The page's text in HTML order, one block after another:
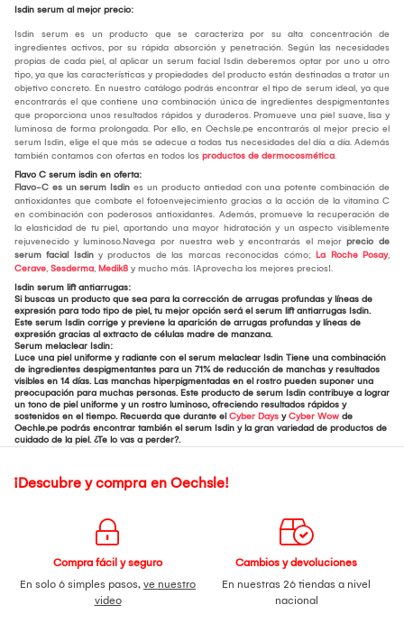
Isdin serum al mejor precio:
Isdin serum es un producto que se caracteriza por su alta concentración de
ingredientes activos, por su rápida absorción y penetración. Según las necesidades
propias de cada piel, al aplicar un serum facial Isdin deberemos optar por uno u otro
tipo, ya que las características y propiedades del producto están destinadas a tratar un
objetivo concreto. En nuestro catálogo podrás encontrar el tipo de serum ideal, ya que
encontrarás el que contiene una combinación única de ingredientes despigmentantes
que proporciona unos resultados rápidos y duraderos. Promueve una piel suave, lisa y
luminosa de forma prolongada. Por ello, en Oechsle.pe encontrarás al mejor precio el
serum Isdin, elige el que más se adecue a todas tus necesidades del día a día. Además
también contamos con ofertas en todos los productos de dermocosmética.
Flavo C serum isdin en oferta:
Flavo-C es un serum Isdin es un producto antiedad con una potente combinación de
antioxidantes que combate el fotoenvejecimiento gracias a la acción de la vitamina C
en combinación con poderosos antioxidantes. Además, promueve la recuperación de
la elasticidad de tu piel, aportando una mayor hidratación y un aspecto visiblemente
rejuvenecido y luminoso.Navega por nuestra web y encontrarás el mejor precio de
serum facial Isdin y productos de las marcas reconocidas cómo; La Roche Posay,
Cerave, Sesderma, Medik8 y mucho más. ¡Aprovecha los mejores precios!.
Isdin serum lift antiarrugas:
Si buscas un producto que sea para la corrección de arrugas profundas y líneas de
expresión para todo tipo de piel, tu mejor opción será el serum lift antiarrugas Isdin.
Este serum Isdin corrige y previene la aparición de arrugas profundas y líneas de
expresión gracias al extracto de células madre de manzana.
Serum melaclear Isdin:
Luce una piel uniforme y radiante con el serum melaclear Isdin Tiene una combinación
de ingredientes despigmentantes para un 71% de reducción de manchas y resultados
visibles en 14 días. Las manchas hiperpigmentadas en el rostro pueden suponer una
preocupación para muchas personas. Este producto de serum Isdin contribuye a lograr
un tono de piel uniforme y un rostro luminoso, ofreciendo resultados rápidos y
sostenidos en el tiempo. Recuerda que durante el Cyber Days yCyber Wow de
Oechle.pe podrás encontrar también el serum Isdin y la gran variedad de productos de
cuidado de la piel. ¿Te lo vas a perder?.
¡Descubre y compra en Oechsle!
Compra fácil y seguro
En solo 6 simples pasos, ve nuestro
video
Cambios y devoluciones
En nuestras 26 tiendas a nivel
nacional